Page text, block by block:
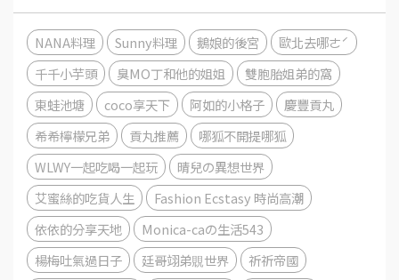
NANA料理 Sunny料理 鵝娘的後宮
歐北去哪ㄜˊ
千千小芋頭
臭MO丁和他的姐姐
雙胞胎姐弟的窩
東蛙池塘
coco享天下 阿如的小格子
慶豐貢丸
希希檸檬兄弟
貢丸推薦
哪狐不開提哪狐
WLWY一起吃喝一起玩
晴兒の異想世界
艾蜜絲的吃貨人生
Fashion Ecstasy 時尚高潮
依依的分享天地
Monica-caの生活543
楊梅吐氣過日子
廷哥翊弟覞世界
祈祈帝國